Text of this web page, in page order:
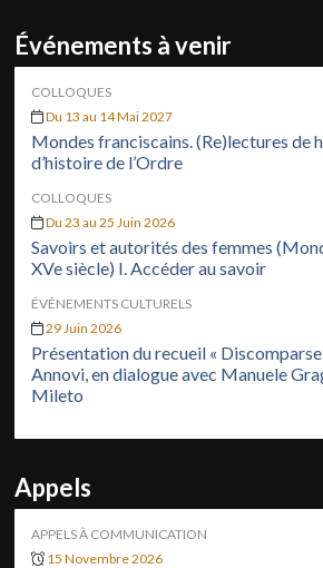
Événements à venir
COLLOQUES
Du 13 au 14 Mai 2027
Mondes franciscains. (Re)lectures de
d’histoire de l’Ordre
COLLOQUES
Du 23 au 25 Juin 2026
Savoirs et autorités des femmes
XVe siècle) I. Accéder au savoir
ÉVÉNEMENTS CULTURELS
29 Juin 2026
Présentation du recueil «
Annovi, en dialogue avec Manuele
Mileto
Appels
APPELS À COMMUNICATION
15 Novembre 2026